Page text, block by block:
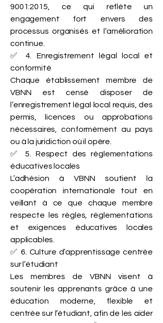
9001:2015, ce qui reflète un
engagement fort envers des
processus organisés et l’amélioration
continue.
✅ 4. Enregistrement légal local et
conformité
Chaque établissement membre de
VBNN est censé disposer de
l’enregistrement légal local requis, des
permis, licences ou approbations
nécessaires, conformément au pays
ou à la juridiction où il opère.
✅ 5. Respect des réglementations
éducatives locales
L’adhésion à VBNN soutient la
coopération internationale tout en
veillant à ce que chaque membre
respecte les règles, réglementations
et exigences éducatives locales
applicables.
✅ 6. Culture d’apprentissage centrée
sur l’étudiant
Les membres de VBNN visent à
soutenir les apprenants grâce à une
éducation moderne, flexible et
centrée sur l’étudiant, afin de les aider